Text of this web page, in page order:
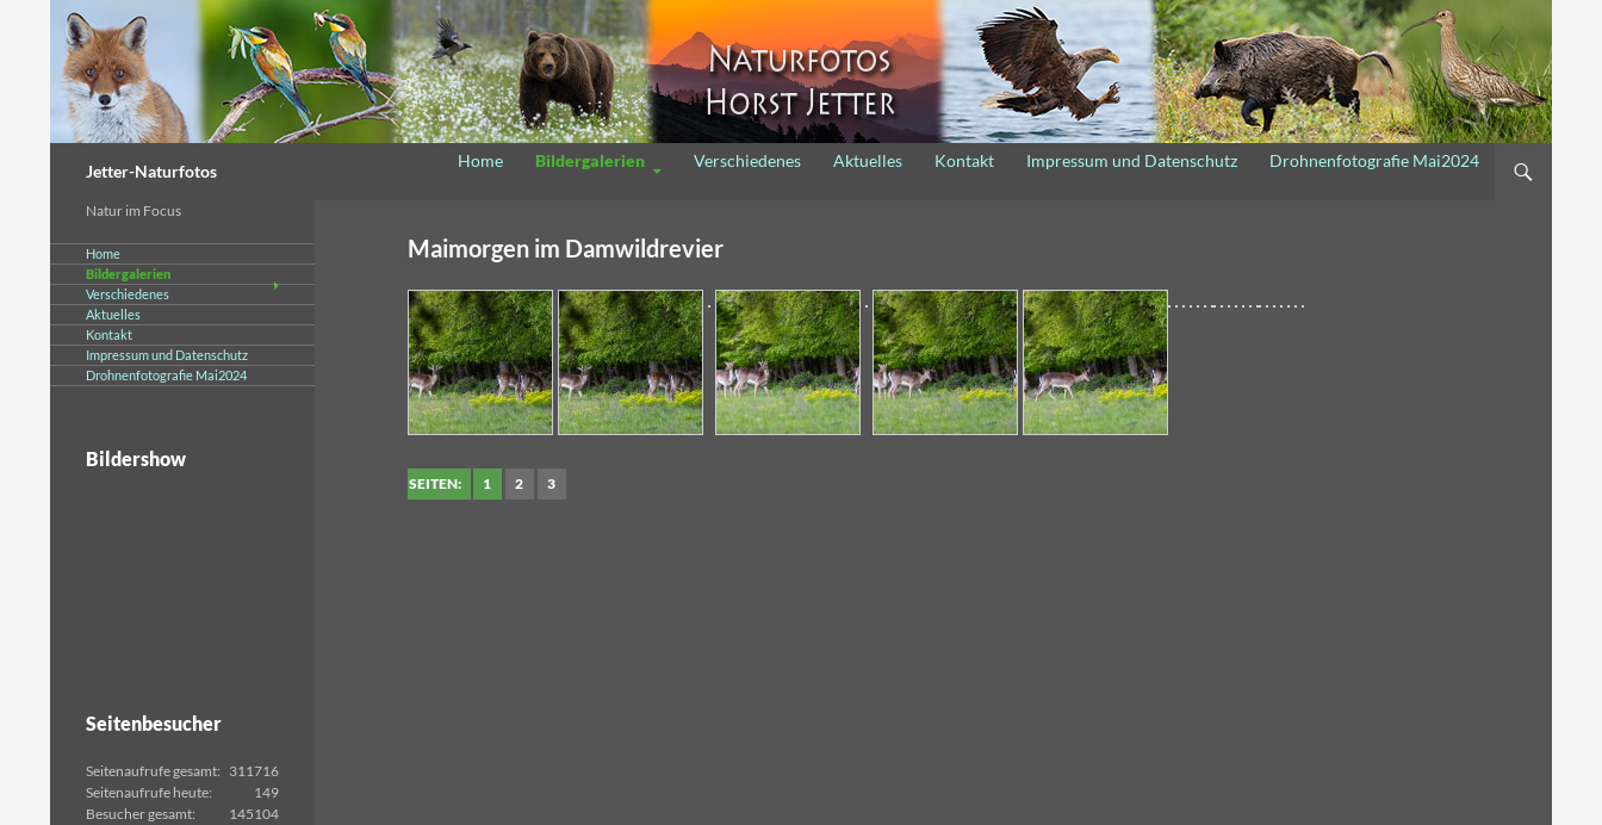
Jetter-Naturfotos
Springe zum Inhalt
Home Bildergalerien Verschiedenes Aktuelles Kontakt Impressum und Datenschutz Drohnenfotografie Mai2024
Maimorgen im Damwildrevier
SEITEN: 1 2 3
Natur im Focus
Home
Bildergalerien
Verschiedenes
Aktuelles
Kontakt
Impressum und Datenschutz
Drohnenfotografie Mai2024
Bildershow
Seitenbesucher
311716
Seitenaufrufe gesamt:
149
Seitenaufrufe heute:
145104
Besucher gesamt: